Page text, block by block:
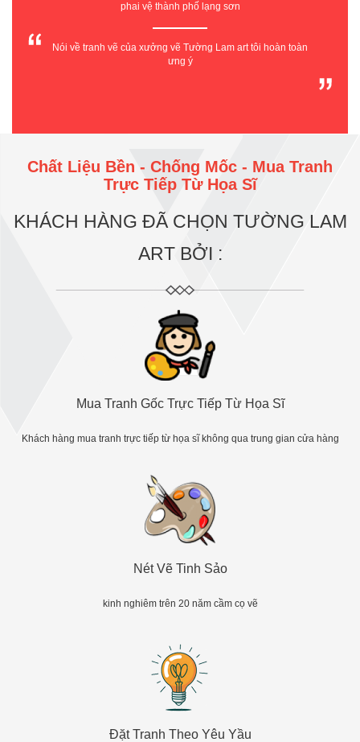
phai vệ thành phố lạng sơn
Nói về tranh vẽ của xưởng vẽ Tường Lam art tôi hoàn toàn
ưng ý
Chất Liệu Bền - Chống Mốc - Mua Tranh
Trực Tiếp Từ Họa Sĩ
KHÁCH HÀNG ĐÃ CHỌN TƯỜNG LAM
ART BỞI :
Mua Tranh Gốc Trực Tiếp Từ Họa Sĩ
Khách hàng mua tranh trực tiếp từ họa sĩ không qua trung gian cửa hàng
Nét Vẽ Tinh Sảo
kinh nghiêm trên 20 năm cầm cọ vẽ
Đặt Tranh Theo Yêu Yầu